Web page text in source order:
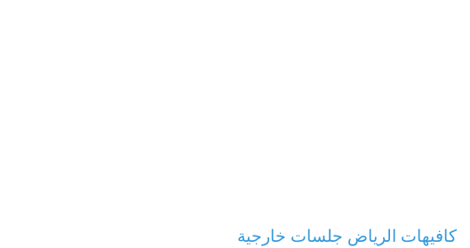
كافيهات الرياض جلسات خارجية